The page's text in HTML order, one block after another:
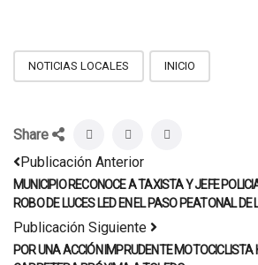
NOTICIAS LOCALES INICIO
Share
Publicación Anterior
MUNICIPIO RECONOCE A TAXISTA Y JEFE
ROBO DE LUCES LED EN EL PASO PEATONAL
Publicación Siguiente
POR UNA ACCIÓN IMPRUDENTE